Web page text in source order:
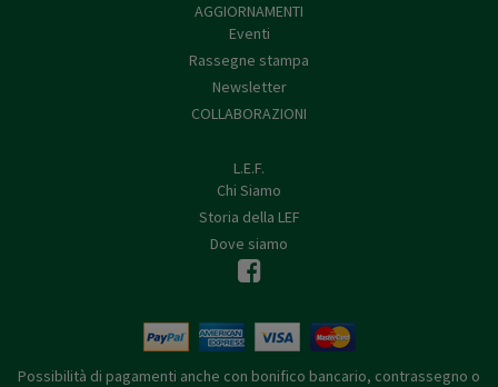
AGGIORNAMENTI
Eventi
Rassegne stampa
Newsletter
COLLABORAZIONI
L.E.F.
Chi Siamo
Storia della LEF
Dove siamo
Possibilità di pagamenti anche con bonifico bancario, contrassegno o